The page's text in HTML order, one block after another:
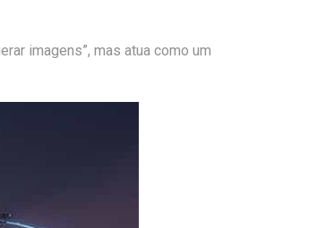
imagens”, mas atua como um